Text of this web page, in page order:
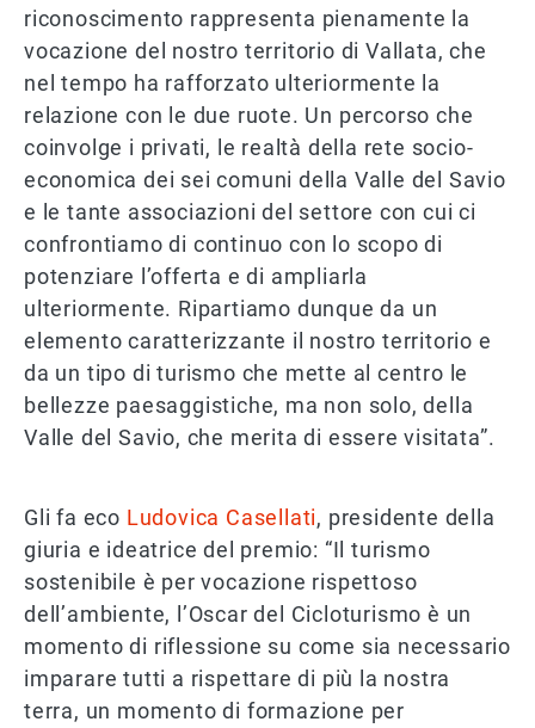
riconoscimento rappresenta pienamente la
vocazione del nostro territorio di Vallata, che
nel tempo ha rafforzato ulteriormente la
relazione con le due ruote. Un percorso che
coinvolge i privati, le realtà della rete socio-
economica dei sei comuni della Valle del Savio
e le tante associazioni del settore con cui ci
confrontiamo di continuo con lo scopo di
potenziare l’offerta e di ampliarla
ulteriormente. Ripartiamo dunque da un
elemento caratterizzante il nostro territorio e
da un tipo di turismo che mette al centro le
bellezze paesaggistiche, ma non solo, della
Valle del Savio, che merita di essere visitata”.
Gli fa eco Ludovica Casellati, presidente della
giuria e ideatrice del premio: “Il turismo
sostenibile è per vocazione rispettoso
dell’ambiente, l’Oscar del Cicloturismo è un
momento di riflessione su come sia necessario
imparare tutti a rispettare di più la nostra
terra, un momento di formazione per